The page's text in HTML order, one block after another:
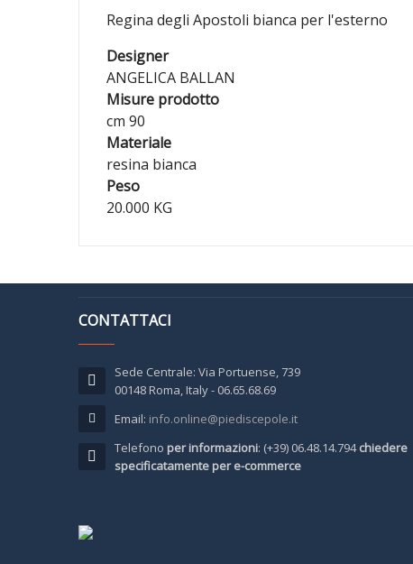
Regina degli Apostoli bianca per l'esterno
Designer
ANGELICA BALLAN
Misure prodotto
cm 90
Materiale
resina bianca
Peso
20.000 KG
CONTATTACI
Sede Centrale: Via Portuense, 739
00148 Roma, Italy - 06.65.68.69
Email: info.online@piediscepole.it
Telefono per informazioni: (+39) 06.48.14.794chiedere
specificatamente per e-commerce